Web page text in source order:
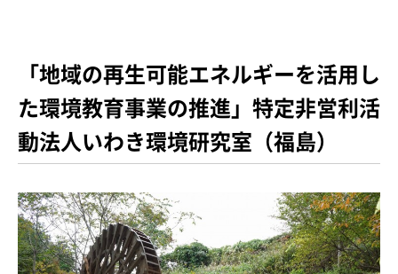
「地域の再生可能エネルギーを活用し
た環境教育事業の推進」特定非営利活
動法人いわき環境研究室（福島）